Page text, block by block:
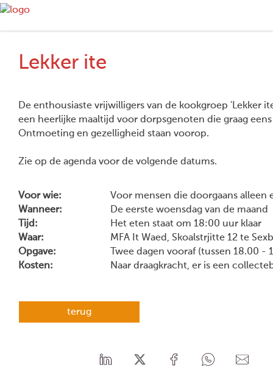
Lekker ite
De enthousiaste vrijwilligers van de kookgroep 'Lekker
een heerlijke maaltijd voor dorpsgenoten die graag
Ontmoeting en gezelligheid staan voorop.
Zie op de agenda voor de volgende datums.
Voor wie:
Voor mensen die doorgaans
Wanneer:
De eerste woensdag van de maand
Tijd:
Het eten staat om 18:00 uur klaar
Waar:
MFA It Waed, Skoalstrjitte 12 te
Opgave:
Twee dagen vooraf (tussen 18.00
Kosten:
Naar draagkracht, er is een
terug